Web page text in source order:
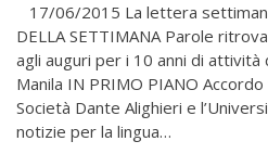
17/06/2015 La lettera
DELLA SETTIMANA Parole
agli auguri per i 10 anni di
Manila IN PRIMO PIANO
Società Dante Alighieri e
notizie per la lingua…